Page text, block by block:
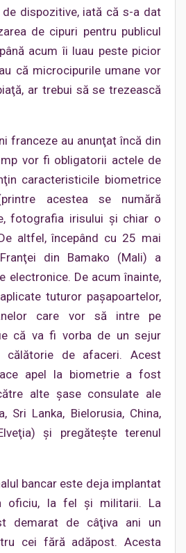
dispozitive, iată că s-a dat
de cipuri pentru publicul
acum îi luau peste picior
că microcipurile umane vor
ar trebui să se trezească
franceze au anunţat încă din
vor fi obligatorii actele de
caracteristicile biometrice
acestea se numără
fotografia irisului şi chiar o
altfel, începând cu 25 mai
din Bamako (Mali) a
electronice. De acum înainte,
tuturor paşapoartelor,
care vor să intre pe
că va fi vorba de un sejur
de afaceri. Acest
apel la biometrie a fost
alte şase consulate ale
Sri Lanka, Bielorusia, China,
şi pregăteşte terenul
bancar este deja implantat
oficiu, la fel şi militarii. La
demarat de câţiva ani un
cei fără adăpost. Acesta